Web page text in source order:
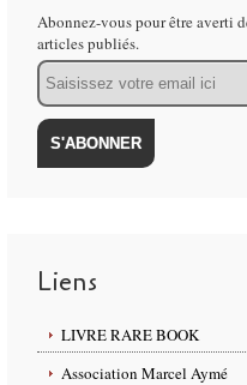
Abonnez-vous pour être averti
articles publiés.
Email
Liens
LIVRE RARE BOOK
Association Marcel Aymé